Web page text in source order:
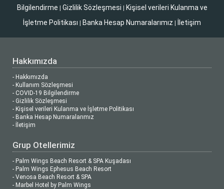
Bilgilendirme | Gizlilik Sözleşmesi | Kişisel verileri Kulanma ve
İşletme Politikası | Banka Hesap Numaralarımız | İletişim
Hakkımızda
- Hakkımızda
- Kullanım Sözleşmesi
- COVID-19 Bilgilendirme
- Gizlilik Sözleşmesi
- Kişisel verileri Kulanma ve İşletme Politikası
- Banka Hesap Numaralarımız
- İletişim
Grup Otellerimiz
- Palm Wings Beach Resort & SPA Kuşadası
- Palm Wings Ephesus Beach Resort
- Venosa Beach Resort & SPA
- Marbel Hotel by Palm Wings